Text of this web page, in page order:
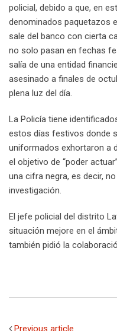
policial, debido a que, en
denominados paquetazos
sale del banco con cierta
no solo pasan en fechas
salía de una entidad
asesinado a finales de
plena luz del día.
La Policía tiene
estos días festivos donde
uniformados exhortaron a
el objetivo de “poder
una cifra negra, es decir,
investigación.
El jefe policial del distrito
situación mejore en el
también pidió la
Previous article